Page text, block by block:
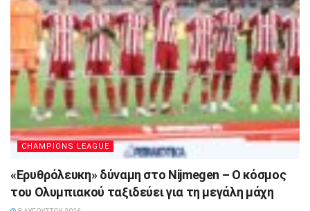
CHAMPIONS LEAGUE
«Ερυθρόλευκη» δύναμη στο Nijmegen – Ο κόσμος
του Ολυμπιακού ταξιδεύει για τη μεγάλη μάχη